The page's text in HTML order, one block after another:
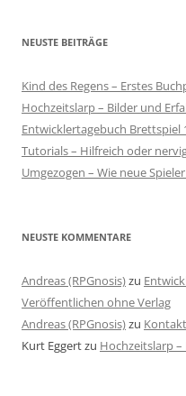
NEUSTE BEITRÄGE
Kind des Regens – Erstes
Hochzeitslarp – Bilder und
Entwicklertagebuch Brettspiel
Tutorials – Hilfreich oder
Umgezogen – Wie neue
NEUSTE KOMMENTARE
Andreas (RPGnosis)zu
Veröffentlichen ohne Verlag
Andreas (RPGnosis)zu Kontakt
Kurt Eggertzu Hochzeitslarp